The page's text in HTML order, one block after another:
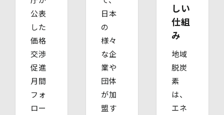
・ 代理人様ご本人の本人確認書類の写し
・ いずれかの写し（戸籍謄本、住民票（続柄の記載され
たもの）、その他法定代理権の確認ができる公的書類）
【代理人様が成年被後見人の法定代理人の場合】
・ 代理人様ご本人の本人確認書類の写し
・ いずれかの写し（成年被後見人であることを証明する
登記事項証明書、その他法定代理権の確認ができる公的書
類）
【委任による代理人様の場合】
・ 委任状
・ ご本人の印鑑証明書（3ヶ月以内に発行されたもの）
公表
した
価格
交渉
促進
月間
フォ
ロー
日本
の
様々
な企
業や
団体
が加
盟す
しい
仕組
み
地域
脱炭
素
は、
エネ